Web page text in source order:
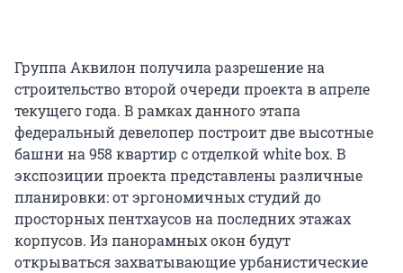
Группа Аквилон получила разрешение на
строительство второй очереди проекта в апреле
текущего года. В рамках данного этапа
федеральный девелопер построит две высотные
башни на 958 квартир с отделкой white box. В
экспозиции проекта представлены различные
планировки: от эргономичных студий до
просторных пентхаусов на последних этажах
корпусов. Из панорамных окон будут
открываться захватывающие урбанистические